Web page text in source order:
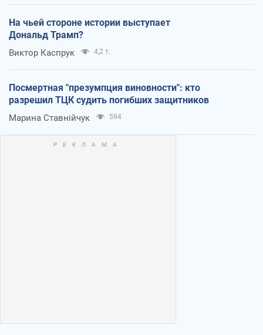
На чьей стороне истории выступает
Дональд Трамп?
Виктор Каспрук 4,2 т.
Посмертная "презумпция виновности": кто
разрешил ТЦК судить погибших защитников
Марина Ставнійчук 594